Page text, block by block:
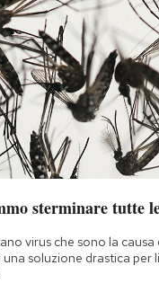
sterminare tutte
virus che sono la causa
soluzione drastica per